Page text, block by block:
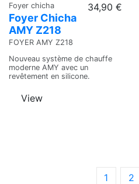
Foyer chicha
Foyer Chicha
AMY Z218
FOYER AMY Z218
34,90 €
Nouveau système de chauffe
moderne AMY avec un
revêtement en silicone.
View
1 2